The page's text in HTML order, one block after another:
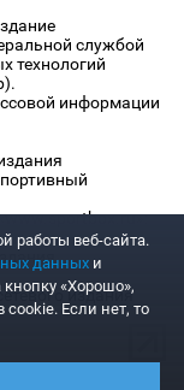
службой
технологий
информации
издания
работы веб-сайта.
данных и
«Хорошо»,
Если нет, то